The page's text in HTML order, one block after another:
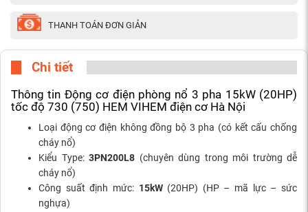
THANH TOÁN ĐƠN GIẢN
Chi tiết
Thông tin Động cơ điện phòng nổ 3 pha 15kW (20HP)
tốc độ 730 (750) HEM VIHEM điện cơ Hà Nội
Loại động cơ điện không đồng bộ 3 pha (có kết cấu chống
cháy nổ)
Kiểu Type: 3PN200L8 (chuyên dùng trong môi trường dễ
cháy nổ)
Công suất định mức: 15kW (20HP) (HP – mã lực – sức
nghựa)